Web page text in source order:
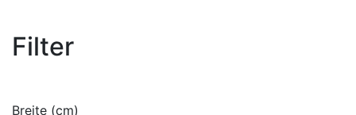
Filter
Breite (cm)